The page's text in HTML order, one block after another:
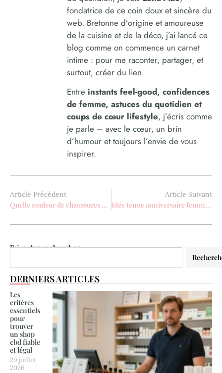
Faire des recherches
DERNIERS ARTICLES
Les
critères
essentiels
pour
trouver
un shop
cbd fiable
et légal
29 juillet
2026
fondatrice de ce coin doux et sincère du
web. Bretonne d’origine et amoureuse
de la cuisine et de la déco, j’ai lancé ce
blog comme on commence un carnet
intime : pour me raconter, partager, et
surtout, créer du lien.
Entre instants feel-good, confidences
de femme, astuces du quotidien et
coups de cœur lifestyle, j’écris comme
je parle – avec le cœur, un brin
d’humour et toujours l’envie de vous
inspirer.
Article Précédent
Quelle couleur de chaussures avec une robe bleue marine : le choix ?
Article Suivant
Idée tenue anniversaire femme : la sélection de 10 looks chics et confortables